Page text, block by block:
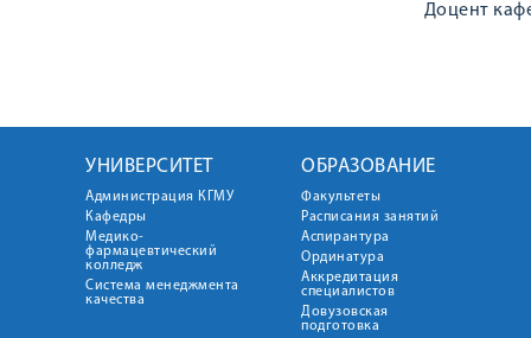
Доцент
УНИВЕРСИТЕТ
Администрация КГМУ
Кафедры
Медико-
фармацевтический
колледж
Система менеджмента
качества
ОБРАЗОВАНИЕ
Факультеты
Расписания занятий
Аспирантура
Ординатура
Аккредитация
специалистов
Довузовская
подготовка